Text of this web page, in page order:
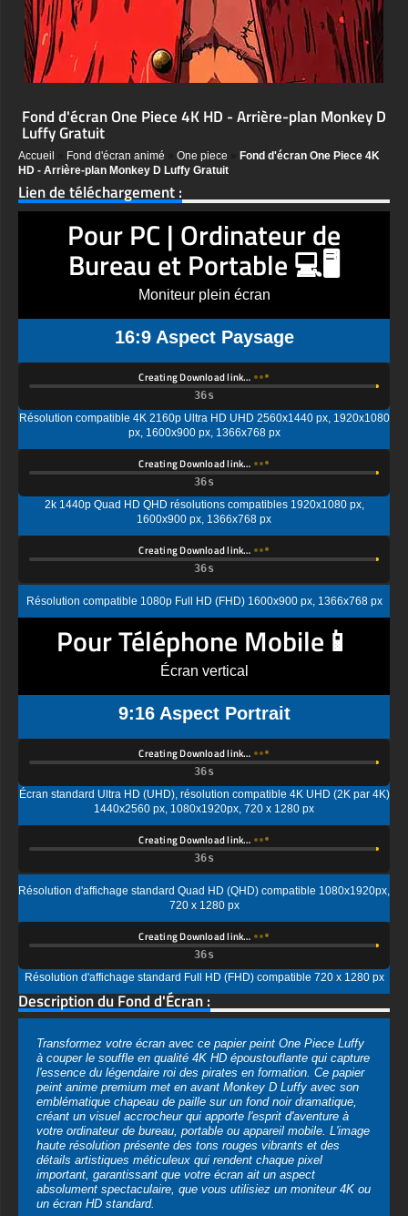
Fond d'écran One Piece 4K HD - Arrière-plan Monkey D
Luffy Gratuit
Accueil Fond d'écran animé One piece
Fond d'écran One Piece 4K
HD - Arrière-plan Monkey D Luffy Gratuit
Lien de téléchargement :
Pour PC | Ordinateur de
Bureau et Portable 💻🖥️
Moniteur plein écran
16:9 Aspect Paysage
Creating Download link…
Résolution compatible 4K 2160p Ultra HD UHD 2560x1440 px, 1920x1080
px, 1600x900 px, 1366x768 px
Creating Download link…
2k 1440p Quad HD QHD résolutions compatibles 1920x1080 px,
Creating Download link…
Résolution compatible 1080p Full HD (FHD) 1600x900 px, 1366x768 px
Pour Téléphone Mobile📱
Écran vertical
9:16 Aspect Portrait
Creating Download link…
Écran standard Ultra HD (UHD), résolution compatible 4K UHD (2K par 4K)
1440x2560 px, 1080x1920px, 720 x 1280 px
Résolution d'affichage standard Quad HD (QHD) compatible 1080x1920px,
Creating Download link…
Résolution d'affichage standard Full HD (FHD) compatible 720 x 1280 px
Description du Fond d'Écran :
Transformez votre écran avec ce papier peint One Piece Luffy
à couper le souffle en qualité 4K HD époustouflante qui capture
l'essence du légendaire roi des pirates en formation. Ce papier
peint anime premium met en avant Monkey D Luffy avec son
emblématique chapeau de paille sur un fond noir dramatique,
votre ordinateur de bureau, portable ou appareil mobile. L'image
haute résolution présente des tons rouges vibrants et des
détails artistiques méticuleux qui rendent chaque pixel
important, garantissant que votre écran ait un aspect
absolument spectaculaire, que vous utilisiez un moniteur 4K ou
un écran HD standard.
Les fonds d'écran de Luffy sont devenus incroyablement
populaires parmi les fans de One Piece du monde entier, et ce
design particulier se distingue par sa composition dynamique et
sa qualité professionnelle. L'image capture l'expression joyeuse
caractéristique de Luffy et sa détermination, des éléments qui
ont fait de lui l'un des protagonistes d'anime les plus aimés de